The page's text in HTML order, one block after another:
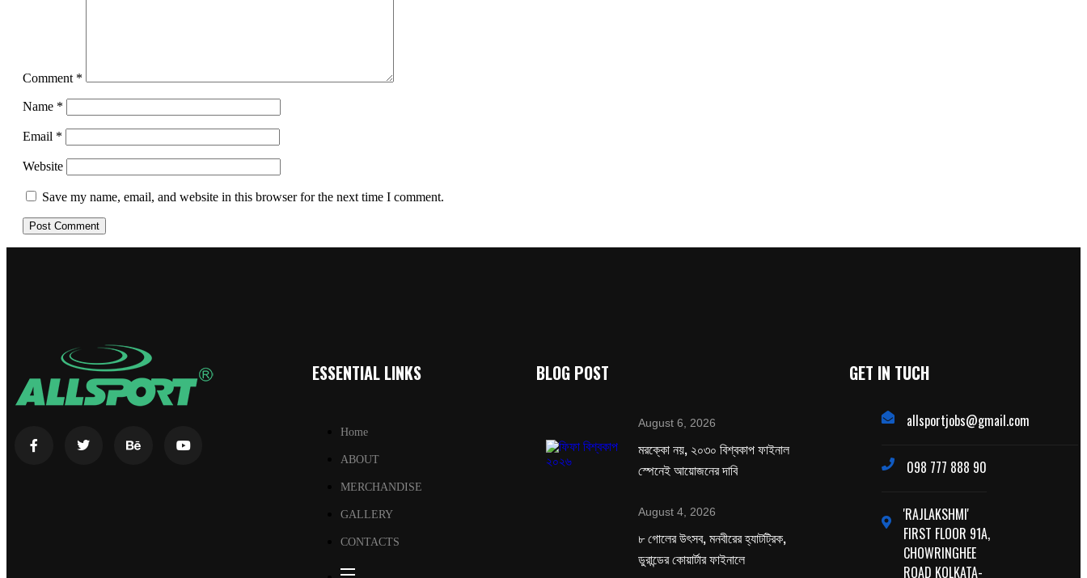
Comment *
Name *
Email *
Website
Save my name, email, and website in this browser for the next time I comment.
ESSENTIAL LINKS
Home
ABOUT
MERCHANDISE
GALLERY
CONTACTS
BLOG POST
August 6, 2026
মরক্কো নয়, ২০৩০ বিশ্বকাপ ফাইনাল
স্পেনেই আয়োজনের দাবি
August 4, 2026
৮ গোলের উৎসব, মনবীরের হ্যাটট্রিক,
ডুরান্ডের কোয়ার্টার ফাইনালে
GET IN TUCH
allsportjobs@gmail.com
098 777 888 90
'RAJLAKSHMI'
FIRST FLOOR 91A,
CHOWRINGHEE
ROAD KOLKATA-